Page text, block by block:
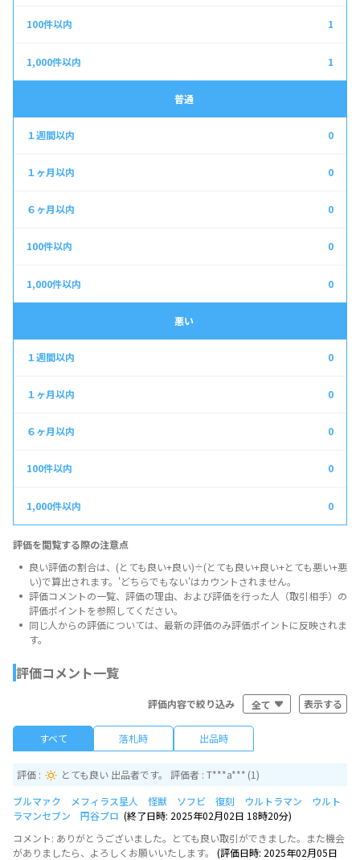
1
1
普通
0
0
0
0
0
悪い
0
0
0
0
0
評価を閲覧する際の注意点
良い評価の割合は、(とても良い+良い)÷(とても良い+良い+とても悪い+悪
い)で算出されます。'どちらでもない'はカウントされません。
評価コメントの一覧、評価の理由、および評価を行った人（取引相手）の
評価ポイントを参照してください。
同じ人からの評価については、最新の評価のみ評価ポイントに反映されま
す。
評価コメント一覧
すべて 落札時 出品時
評価内容で絞り込み 全て
評価 : とても良い 出品者です。 評価者 : T***a*** (1)
ブルマァク メフィラス星人 怪獣 ソフビ 復刻 ウルトラマン ウルト
ラマンセブン 円谷プロ (終了日時: 2025年02月02日 18時20分)
コメント: ありがとうございました。とても良い取引ができました。また機会
がありましたら、よろしくお願いいたします。 (評価日時: 2025年02月05日